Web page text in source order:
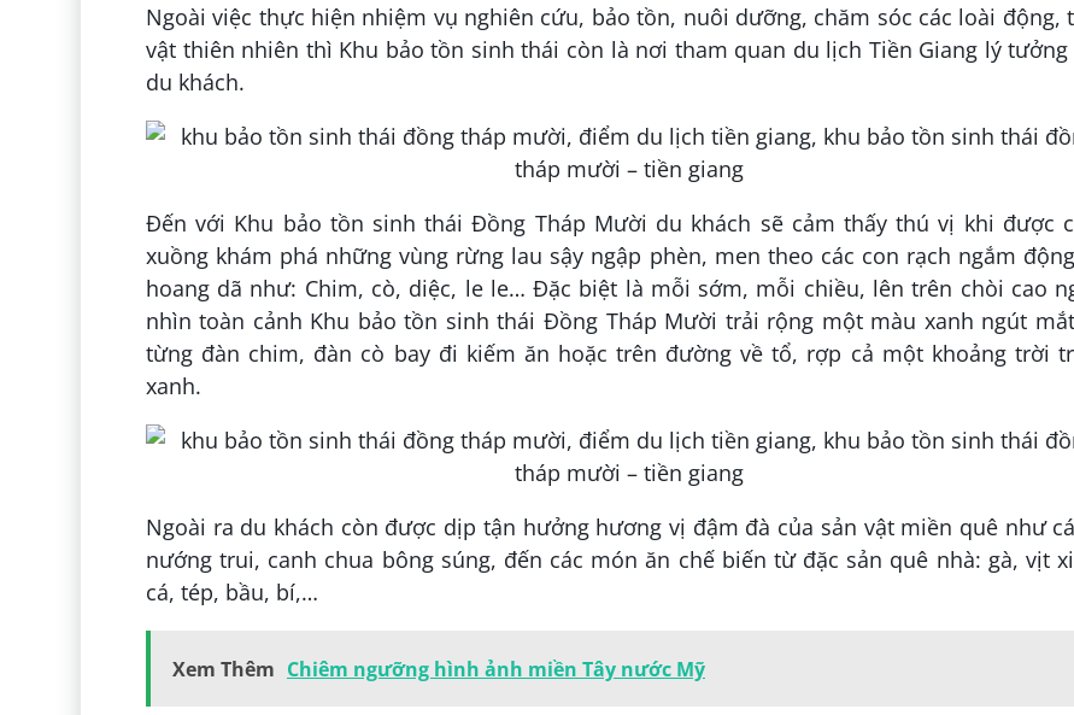
Ngoài việc thực hiện nhiệm vụ nghiên cứu, bảo tồn, nuôi dưỡng, chăm sóc các loài động,
vật thiên nhiên thì Khu bảo tồn sinh thái còn là nơi tham quan du lịch Tiền Giang lý tưởng
du khách.
Đến với Khu bảo tồn sinh thái Đồng Tháp Mười du khách sẽ cảm thấy thú vị khi được
xuồng khám phá những vùng rừng lau sậy ngập phèn, men theo các con rạch ngắm
hoang dã như: Chim, cò, diệc, le le… Đặc biệt là mỗi sớm, mỗi chiều, lên trên chòi cao
nhìn toàn cảnh Khu bảo tồn sinh thái Đồng Tháp Mười trải rộng một màu xanh ngút
từng đàn chim, đàn cò bay đi kiếm ăn hoặc trên đường về tổ, rợp cả một khoảng trời
xanh.
Ngoài ra du khách còn được dịp tận hưởng hương vị đậm đà của sản vật miền quê như
nướng trui, canh chua bông súng, đến các món ăn chế biến từ đặc sản quê nhà: gà, vịt
cá, tép, bầu, bí,…
Xem Thêm Chiêm ngưỡng hình ảnh miền Tây nước Mỹ